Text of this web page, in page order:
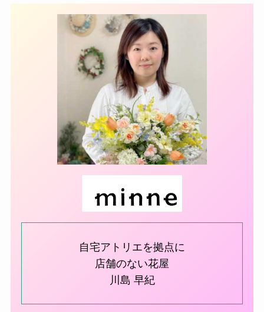
自宅アトリエを拠点に
店舗のない花屋
川島 早紀